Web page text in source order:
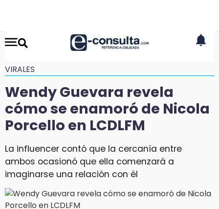
VIRALES
Wendy Guevara revela
cómo se enamoró de Nicola
Porcello en LCDLFM
La influencer contó que la cercanía entre
ambos ocasionó que ella comenzará a
imaginarse una relación con él